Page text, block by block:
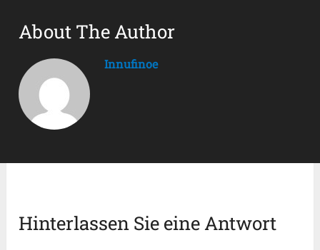
About The Author
Innufinoe
Hinterlassen Sie eine Antwort